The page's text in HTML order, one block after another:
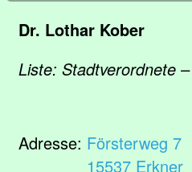
Dr. Lothar Kober
Liste: Stadtverordnete
Adresse: Försterweg 7
15537 Erkner